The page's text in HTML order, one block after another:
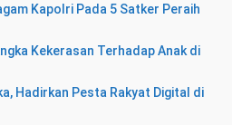
Kapolri Pada 5 Satker Peraih
Kekerasan Terhadap Anak di
Hadirkan Pesta Rakyat Digital di